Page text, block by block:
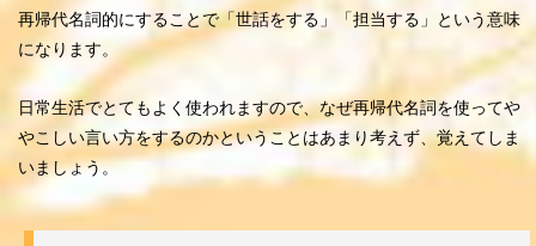
再帰代名詞的にすることで「世話をする」「担当する」という意味
になります。
日常生活でとてもよく使われますので、なぜ再帰代名詞を使ってや
やこしい言い方をするのかということはあまり考えず、覚えてしま
いましょう。